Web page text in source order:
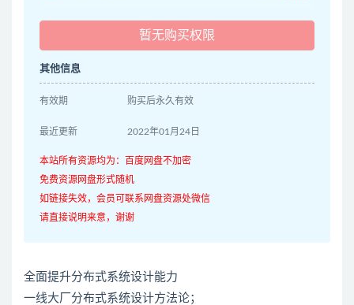
暂无购买权限
其他信息
有效期 购买后永久有效
最近更新 2022年01月24日
本站所有资源均为：百度网盘不加密
免费资源网盘形式随机
如链接失效，会员可联系网盘资源处微信
请直接说明来意，谢谢
全面提升分布式系统设计能力
一线大厂分布式系统设计方法论；